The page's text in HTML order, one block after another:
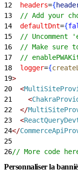
12
  headers
={
13
// Add your
14
  defaultDnt
={
15
// Uncomment
16
// Make sure
17
//
18
  logger
={
19>
20
<
21
<
22
</
23
<
24</
25
26// More code
Personnaliser la